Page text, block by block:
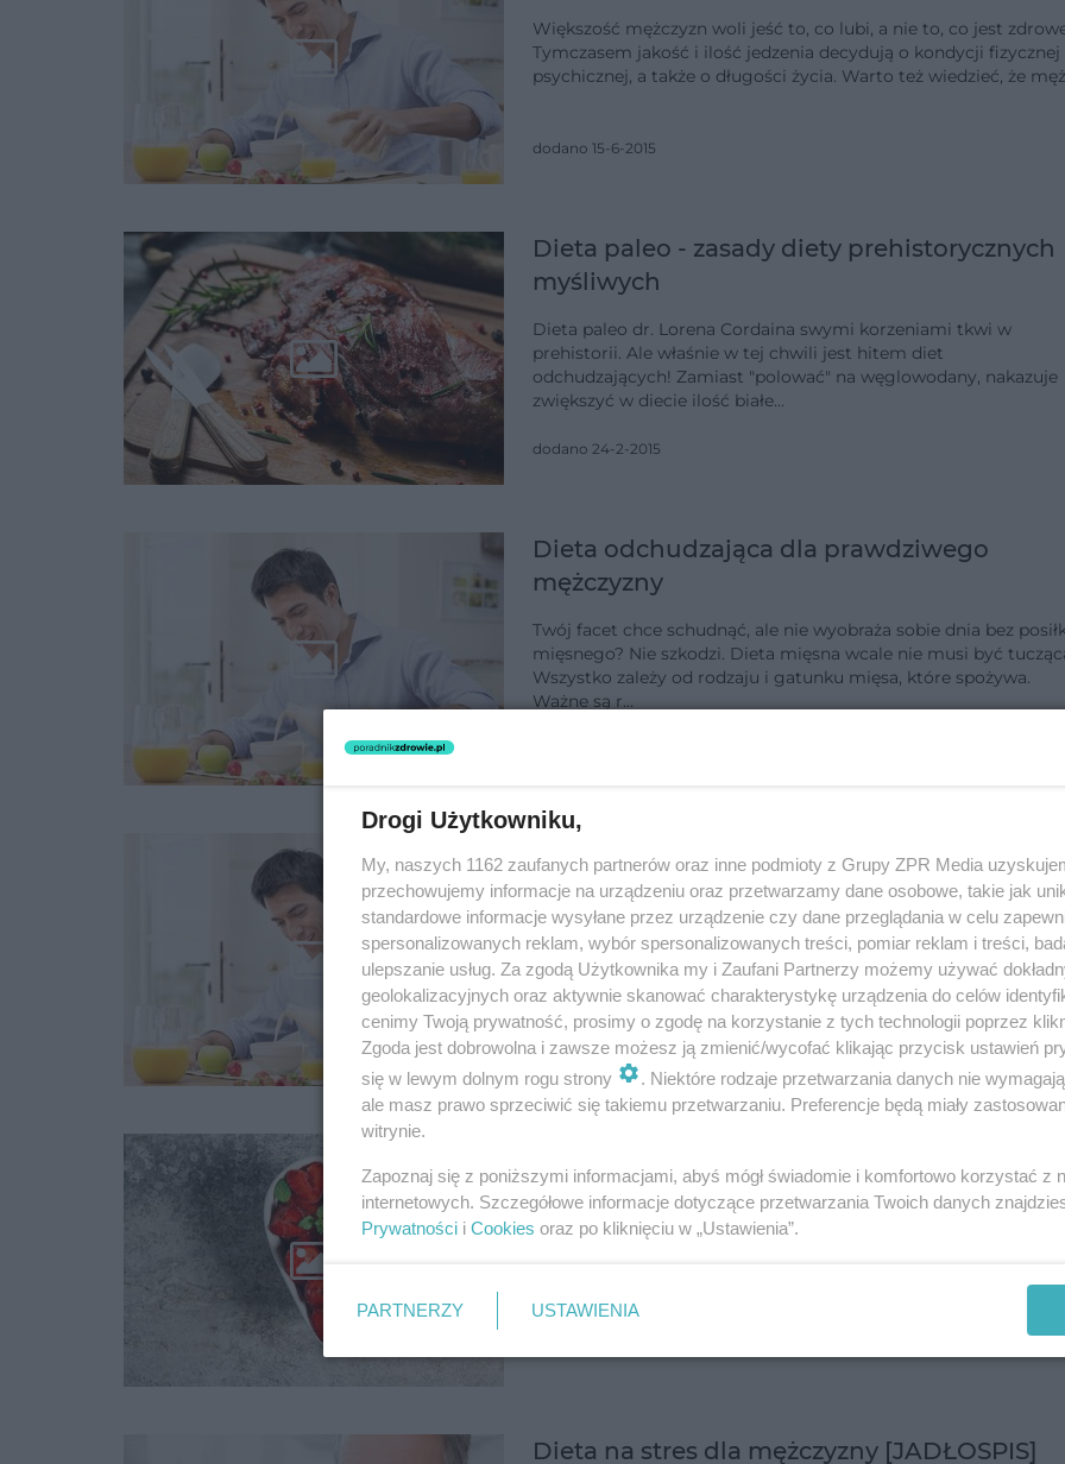
Większość mężczyzn woli jeść to, co lubi, a nie to, co jest
Tymczasem jakość i ilość jedzenia decydują o kondycji fizycznej
psychicznej, a także o długości życia. Warto też wiedzieć, że
dodano 15-6-2015
Dieta paleo - zasady diety prehistorycznych
myśliwych
Dieta paleo dr. Lorena Cordaina swymi korzeniami tkwi w
prehistorii. Ale właśnie w tej chwili jest hitem diet
odchudzających! Zamiast "polować" na węglowodany, nakazuje
zwiększyć w diecie ilość białe…
dodano 24-2-2015
Dieta odchudzająca dla prawdziwego
mężczyzny
Twój facet chce schudnąć, ale nie wyobraża sobie dnia bez
mięsnego? Nie szkodzi. Dieta mięsna wcale nie musi być
Wszystko zależy od rodzaju i gatunku mięsa, które spożywa.
Ważne są r…
powinna być dieta na brzuch dla
Dieta na brzuch dla mężczyzny wymaga przede wszystkim
odstawienia piwa, tłustych potraw, słodyczy i kalorycznych
przekąsek oraz gazowanych napojów. Dieta na płaski brzuch ma
na celu redukcję tkanki t…
dodano 8-4-2013
seks
Twój mężczyzna ma ostatnio mniejszą ochotę na seks? Zastosuj
organizm, dodają ene…
Dieta na stres dla mężczyzny [JADŁOSPIS]
Drogi Użytkowniku,
My, naszych 1162 zaufanych partnerów oraz inne podmioty z Grupy ZPR Media
przechowujemy informacje na urządzeniu oraz przetwarzamy dane osobowe, takie jak
standardowe informacje wysyłane przez urządzenie czy dane przeglądania w celu
spersonalizowanych reklam, wybór spersonalizowanych treści, pomiar reklam i treści,
ulepszanie usług. Za zgodą Użytkownika my i Zaufani Partnerzy możemy używać
geolokalizacyjnych oraz aktywnie skanować charakterystykę urządzenia do celów
cenimy Twoją prywatność, prosimy o zgodę na korzystanie z tych technologii poprzez
Zgoda jest dobrowolna i zawsze możesz ją zmienić/wycofać klikając przycisk ustawień
się w lewym dolnym rogu strony
. Niektóre rodzaje przetwarzania danych nie
ale masz prawo sprzeciwić się takiemu przetwarzaniu. Preferencje będą miały
witrynie.
Zapoznaj się z poniższymi informacjami, abyś mógł świadomie i komfortowo korzystać z
internetowych. Szczegółowe informacje dotyczące przetwarzania Twoich danych
Prywatności i Cookies oraz po kliknięciu w „Ustawienia”.
PARTNERZY USTAWIENIA